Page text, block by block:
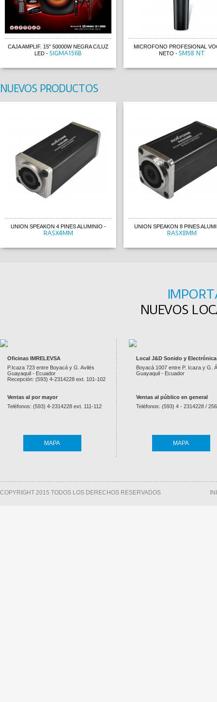
CAJA AMPLIF. 15" 50000W NEGRA C/LUZ
LED - SIGMA156B
MICROFONO PROFESIONAL
NETO - SM58 NT
NUEVOS PRODUCTOS
UNION SPEAKON 4 PINES ALUMINIO -
RASX4MM
UNION SPEAKON 8 PINES
RASX8MM
NUEVOS
Oficinas IMRELEVSA
P.Icaza 723 entre Boyacá y G. Avilés
Guayaquil - Ecuador
Recepción: (593) 4-2314228 ext. 101-102
Ventas al por mayor
Teléfonos: (593) 4-2314228 ext. 111-112
MAPA
Local J&D Sonido y Electrónica
Boyacá 1007 entre P. Icaza y G.
Guayaquil - Ecuador
Ventas al público en general
Teléfonos: (593) 4 - 2314228 /
MAPA
COPYRIGHT 2015 TODOS LOS DERECHOS RESERVADOS